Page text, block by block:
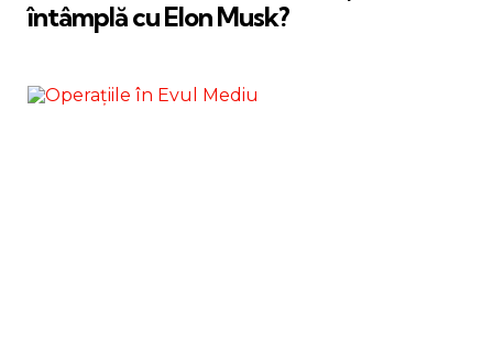
întâmplă cu Elon Musk?